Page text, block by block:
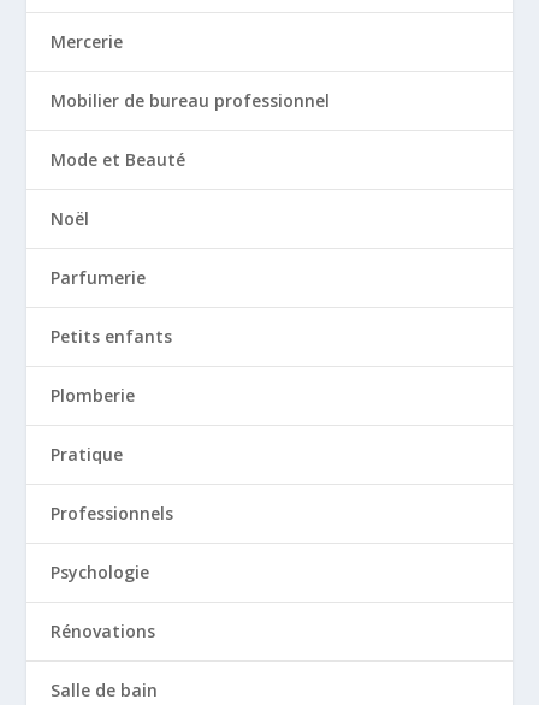
Mercerie
Mobilier de bureau professionnel
Mode et Beauté
Noël
Parfumerie
Petits enfants
Plomberie
Pratique
Professionnels
Psychologie
Rénovations
Salle de bain